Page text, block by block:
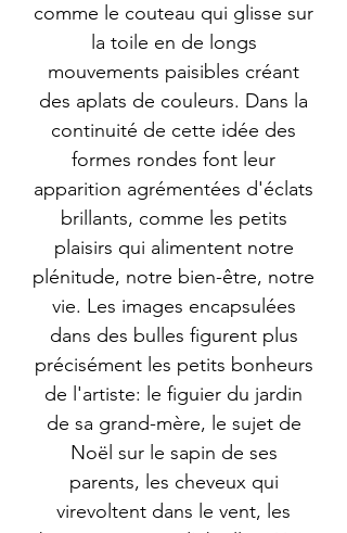
comme le couteau qui glisse sur
la toile en de longs
mouvements paisibles créant
des aplats de couleurs. Dans la
continuité de cette idée des
formes rondes font leur
apparition agrémentées d'éclats
brillants, comme les petits
plaisirs qui alimentent notre
plénitude, notre bien-être, notre
vie. Les images encapsulées
dans des bulles figurent plus
précisément les petits bonheurs
de l'artiste: le figuier du jardin
de sa grand-mère, le sujet de
Noël sur le sapin de ses
parents, les cheveux qui
virevoltent dans le vent, les